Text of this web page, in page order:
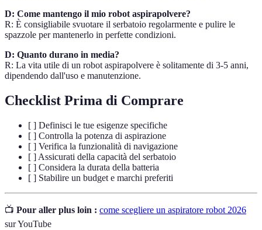
D: Come mantengo il mio robot aspirapolvere?
R: È consigliabile svuotare il serbatoio regolarmente e pulire le
spazzole per mantenerlo in perfette condizioni.
D: Quanto durano in media?
R: La vita utile di un robot aspirapolvere è solitamente di 3-5 anni,
dipendendo dall'uso e manutenzione.
Checklist Prima di Comprare
[ ] Definisci le tue esigenze specifiche
[ ] Controlla la potenza di aspirazione
[ ] Verifica la funzionalità di navigazione
[ ] Assicurati della capacità del serbatoio
[ ] Considera la durata della batteria
[ ] Stabilire un budget e marchi preferiti
📺 Pour aller plus loin : come scegliere un aspiratore robot 2026
sur YouTube